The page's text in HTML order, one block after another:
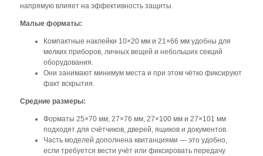
напрямую влияет на эффективность защиты.
Малые форматы:
Компактные наклейки 10×20 мм и 21×66 мм удобны для
мелких приборов, личных вещей и небольших секций
оборудования.
Они занимают минимум места и при этом чётко фиксируют
факт вскрытия.
Средние размеры:
Форматы 25×70 мм, 27×76 мм, 27×100 мм и 27×101 мм
подходят для счётчиков, дверей, ящиков и документов.
Часть моделей дополнена квитанциями — это удобно,
если требуется вести учёт или фиксировать передачу